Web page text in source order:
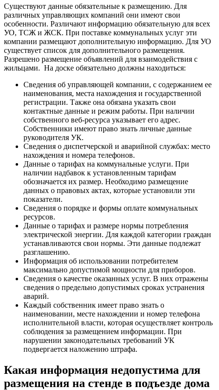
Существуют данные обязательные к размещению. Для
различных управляющих компаний они имеют свои
особенности. Различают информацию обязательную для всех
УО, ТСЖ и ЖСК. При поставке коммунальных услуг эти
компании размещают дополнительную информацию. Для УО
существует список для дополнительного размещения.
Разрешено размещение объявлений для взаимодействия с
жильцами. На доске обязательно должны находиться:
Сведения об управляющей компании, с содержанием ее
наименования, места нахождения и государственной
регистрации. Также она обязана указать свои
контактные данные и режим работы. При наличии
собственного веб-ресурса указывает его адрес.
Собственники имеют право знать личные данные
руководителя УК.
Сведения о диспетчерской и аварийной службах: место
нахождения и номера телефонов.
Данные о тарифах на коммунальные услуги. При
наличии надбавок к установленным тарифам
обозначается их размер. Необходимо размещение
данных о правовых актах, которые установили эти
показатели.
Сведения о порядке и формы оплате коммунальных
ресурсов.
Данные о тарифах и размере нормы потребления
электрической энергии. Для каждой категории граждан
устанавливаются свои нормы. Эти данные подлежат
разглашению.
Информация об использовании потребителем
максимально допустимой мощности для приборов.
Сведения о качестве оказанных услуг. В них отражены
сведения о предельно допустимых сроках устранения
аварий.
Каждый собственник имеет право знать о
наименовании, месте нахождении и номер телефона
исполнительной власти, которая осуществляет контроль
соблюдения за размещением информации. При
нарушении законодательных требований УК
подвергается наложению штрафа.
Какая информация недопустима для
размещения на стенде в подъезде дома